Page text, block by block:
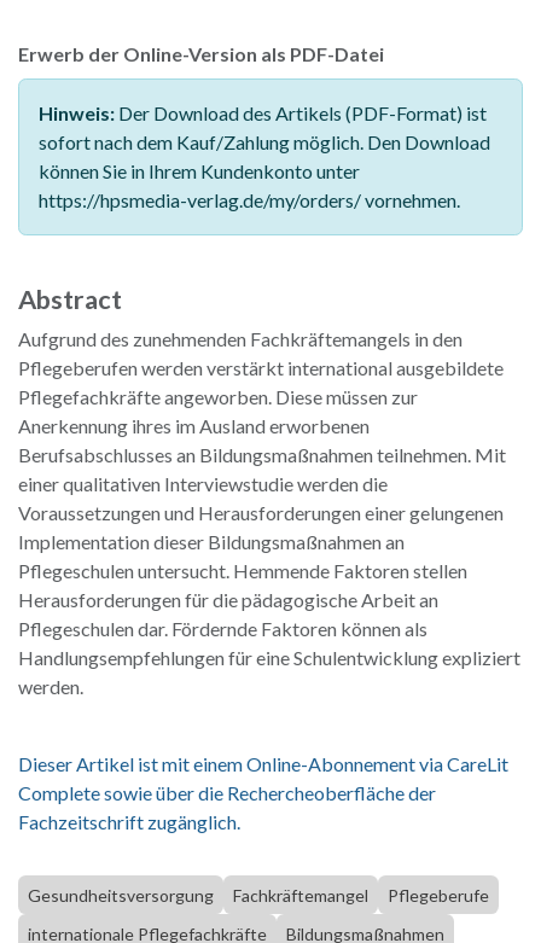
Erwerb der Online-Version als PDF-Datei
Hinweis: Der Download des Artikels (PDF-Format) ist
sofort nach dem Kauf/Zahlung möglich. Den Download
können Sie in Ihrem Kundenkonto unter
https://hpsmedia-verlag.de/my/orders/ vornehmen.
Abstract
Aufgrund des zunehmenden Fachkräftemangels in den
Pflegeberufen werden verstärkt international ausgebildete
Pflegefachkräfte angeworben. Diese müssen zur
Anerkennung ihres im Ausland erworbenen
Berufsabschlusses an Bildungsmaßnahmen teilnehmen. Mit
einer qualitativen Interviewstudie werden die
Voraussetzungen und Herausforderungen einer gelungenen
Implementation dieser Bildungsmaßnahmen an
Pflegeschulen untersucht. Hemmende Faktoren stellen
Herausforderungen für die pädagogische Arbeit an
Pflegeschulen dar. Fördernde Faktoren können als
Handlungsempfehlungen für eine Schulentwicklung expliziert
werden.
Dieser Artikel ist mit einem Online-Abonnement via CareLit
Complete sowie über die Rechercheoberfläche der
Fachzeitschrift zugänglich.
Gesundheitsversorgung Fachkräftemangel
Pflegeberufe
internationale Pflegefachkräfte
Bildungsmaßnahmen